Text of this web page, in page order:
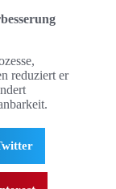
reduziert er